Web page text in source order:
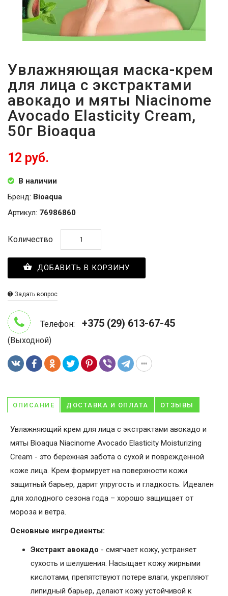
Увлажняющая маска-крем
для лица с экстрактами
авокадо и мяты Niacinome
Avocado Elasticity Cream,
50г Bioaqua
12 руб.
В наличии
Бренд: Bioaqua
Артикул: 76986860
Количество
ДОБАВИТЬ В КОРЗИНУ
Задать вопрос
Телефон: +375 (29) 613-67-45
(Выходной)
ОПИСАНИЕ ДОСТАВКА И ОПЛАТА ОТЗЫВЫ
Увлажняющий крем для лица с экстрактами авокадо и
мяты Bioaqua Niacinome Avocado Elasticity Moisturizing
Cream - это бережная забота о сухой и поврежденной
коже лица. Крем формирует на поверхности кожи
защитный барьер, дарит упругость и гладкость. Идеален
для холодного сезона года – хорошо защищает от
мороза и ветра.
Основные ингредиенты:
Экстракт авокадо - смягчает кожу, устраняет
сухость и шелушения. Насыщает кожу жирными
кислотами, препятствуют потере влаги, укрепляют
липидный барьер, делают кожу устойчивой к